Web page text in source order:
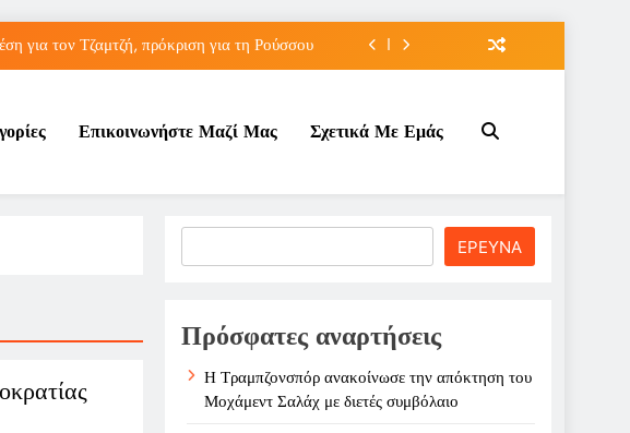
για τον Τζαμτζή, πρόκριση για τη Ρούσσου
που φέρεται να είχε σχέση με τον Ινφαντίνο
για τον Τζαμτζή, πρόκριση για τη Ρούσσου
τη Σάκκαρη από την Γκοφ στον τρίτο γύρο
Επικοινωνήστε Μαζί Μας Σχετικά Με Εμάς
ΕΡΕΥΝΑ
Πρόσφατες αναρτήσεις
Η Τραμπζονσπόρ ανακοίνωσε την απόκτηση του
Μοχάμεντ Σαλάχ με διετές συμβόλαιο